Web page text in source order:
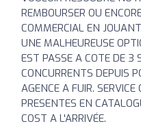
REMBOURSER OU
COMMERCIAL EN
UNE MALHEUREUSE
EST PASSE A COTE DE 3
CONCURRENTS DEPUIS
AGENCE A FUIR.
PRESENTES EN
COST A L'ARRIVÉE.